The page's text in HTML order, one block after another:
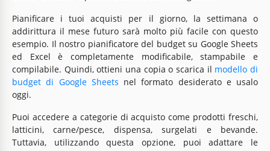
Pianificare i tuoi acquisti per il giorno, la settimana o
addirittura il mese futuro sarà molto più facile con questo
esempio. Il nostro pianificatore del budget su Google Sheets
ed Excel è completamente modificabile, stampabile e
compilabile. Quindi, ottieni una copia o scarica il modello di
budget di Google Sheets nel formato desiderato e usalo
oggi.
Puoi accedere a categorie di acquisto come prodotti freschi,
latticini, carne/pesce, dispensa, surgelati e bevande.
Tuttavia, utilizzando questa opzione, puoi adattare le